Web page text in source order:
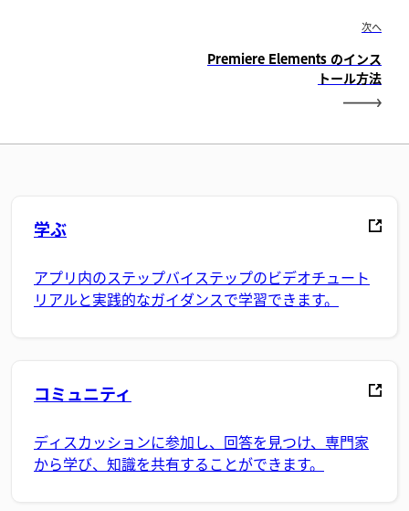
次へ
Premiere Elements のインス
トール方法
学ぶ
アプリ内のステップバイステップのビデオチュート
リアルと実践的なガイダンスで学習できます。
コミュニティ
ディスカッションに参加し、回答を見つけ、専門家
から学び、知識を共有することができます。